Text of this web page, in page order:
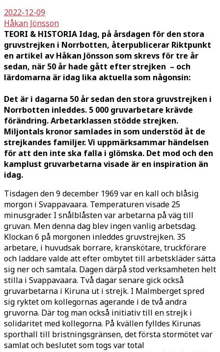
2022-12-09
Håkan Jönsson
TEORI & HISTORIA Idag, på årsdagen för den stora
gruvstrejken i Norrbotten, återpublicerar Riktpunkt
en artikel av Håkan Jönsson som skrevs för tre år
sedan, när 50 år hade gått efter strejken – och
lärdomarna är idag lika aktuella som någonsin:
Det är i dagarna 50 år sedan den stora gruvstrejken i
Norrbotten inleddes. 5 000 gruvarbetare krävde
förändring. Arbetarklassen stödde strejken.
Miljontals kronor samlades in som understöd åt de
strejkandes familjer. Vi uppmärksammar händelsen
för att den inte ska falla i glömska. Det mod och den
kamplust gruvarbetarna visade är en inspiration än
idag.
Tisdagen den 9 december 1969 var en kall och blåsig
morgon i Svappavaara. Temperaturen visade 25
minusgrader. I snålblåsten var arbetarna på väg till
gruvan. Men denna dag blev ingen vanlig arbetsdag.
Klockan 6 på morgonen inleddes gruvstrejken. 35
arbetare, i huvudsak borrare, kranskötare, truckförare
och laddare valde att efter ombytet till arbetskläder sätta
sig ner och samtala. Dagen därpå stod verksamheten helt
stilla i Svappavaara. Två dagar senare gick också
gruvarbetarna i Kiruna ut i strejk. I Malmberget spred
sig ryktet om kollegornas agerande i de två andra
gruvorna. Där tog man också initiativ till en strejk i
solidaritet med kollegorna. På kvällen fylldes Kirunas
sporthall till bristningsgränsen, det första stormötet var
samlat och beslutet som togs var total